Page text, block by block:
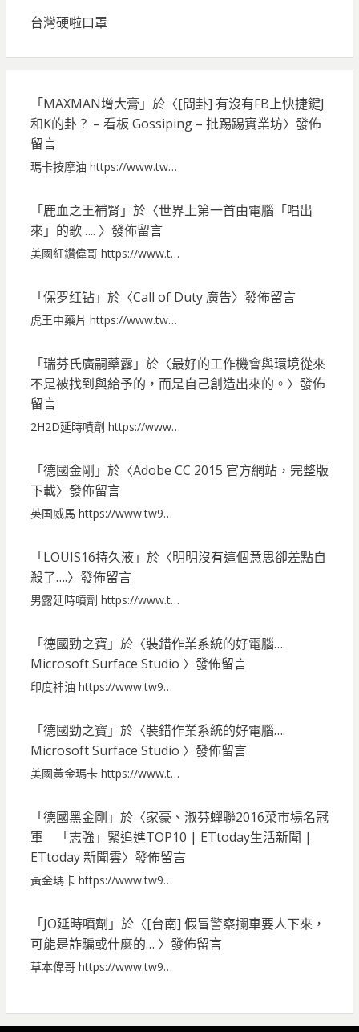
台灣硬啦口罩
「MAXMAN增大膏 」於〈[問卦] 有沒有FB上快捷鍵J
和K的卦？ – 看板 Gossiping – 批踢踢實業坊〉發佈
留言
瑪卡按摩油 https://www.tw…
「鹿血之王補腎 」於〈世界上第一首由電腦「唱出
來」的歌….. 〉發佈留言
美國紅鑽偉哥 https://www.t…
「保罗红钻」於〈Call of Duty 廣告〉發佈留言
虎王中藥片 https://www.tw…
「瑞芬氏廣嗣藥露」於〈最好的工作機會與環境從來
不是被找到與給予的，而是自己創造出來的。 〉發佈
留言
2H2D延時噴劑 https://www…
「德國金剛 」於〈Adobe CC 2015 官方網站，完整版
下載〉發佈留言
英国威馬 https://www.tw9…
「LOUIS16持久液」於〈明明沒有這個意思卻差點自
殺了….〉發佈留言
男露延時噴劑 https://www.t…
「德國勁之寶 」於〈裝錯作業系統的好電腦….
Microsoft Surface Studio 〉發佈留言
印度神油 https://www.tw9…
「德國勁之寶 」於〈裝錯作業系統的好電腦….
Microsoft Surface Studio 〉發佈留言
美國黃金瑪卡 https://www.t…
「德國黑金剛 」於〈家豪、淑芬蟬聯2016菜市場名冠
軍 「志強」緊追進TOP10 | ETtoday生活新聞 |
ETtoday 新聞雲〉發佈留言
黃金瑪卡 https://www.tw9…
「JO延時噴劑 」於〈[台南] 假冒警察攔車要人下來，
可能是詐騙或什麼的… 〉發佈留言
草本偉哥 https://www.tw9…